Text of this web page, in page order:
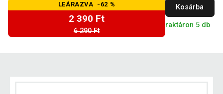
LEÁRAZVA -62 %
2 390 Ft
6 290 Ft
Kosárba
raktáron 5 db